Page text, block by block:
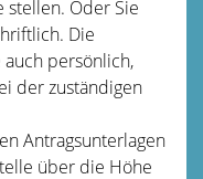
stellen. Oder Sie
Die
persönlich,
der zuständigen
Antragsunterlagen
über die Höhe